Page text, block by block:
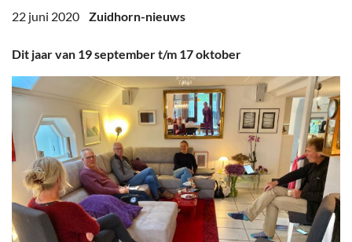
Bedrijven
Prikbord & Aanbiedingen
Plaats bericht
22 juni 2020 Zuidhorn-nieuws
Dit jaar van 19 september t/m 17 oktober